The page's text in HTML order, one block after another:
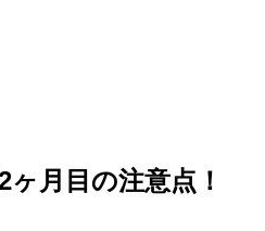
月目の注意点！